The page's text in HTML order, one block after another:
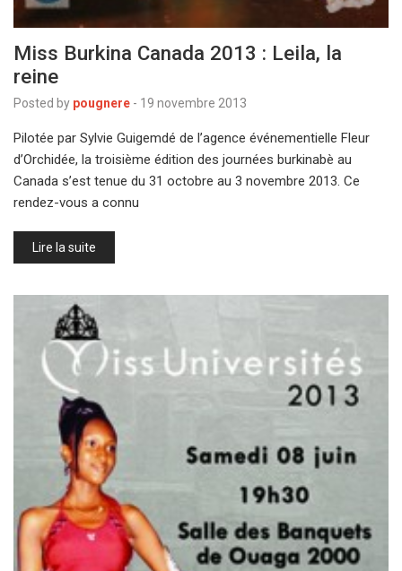
Miss Burkina Canada 2013 : Leila, la
reine
Posted by pougnere - 19 novembre 2013
Pilotée par Sylvie Guigemdé de l’agence événementielle Fleur
d’Orchidée, la troisième édition des journées burkinabè au
Canada s’est tenue du 31 octobre au 3 novembre 2013. Ce
rendez-vous a connu
Lire la suite